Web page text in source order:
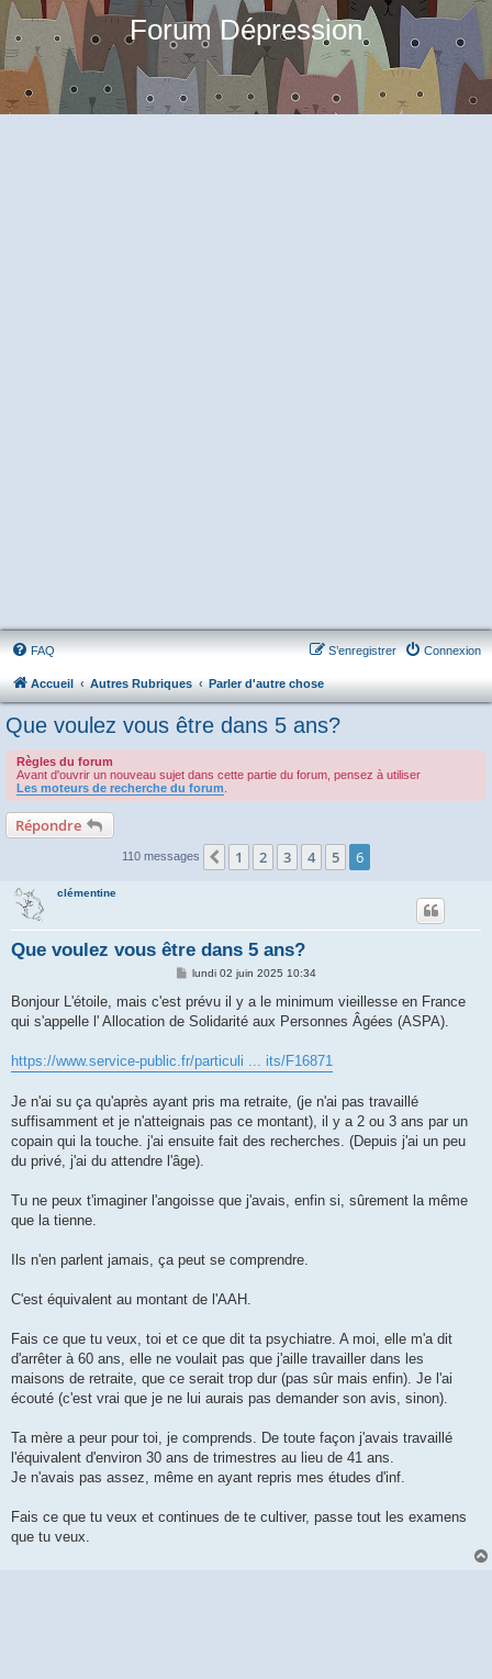
Forum Dépression
FAQ Connexion
S’enregistrer
Accueil Autres Rubriques Parler d'autre chose
Que voulez vous être dans 5 ans?
Règles du forum
Avant d'ouvrir un nouveau sujet dans cette partie du forum, pensez à utiliser
Les moteurs de recherche du forum
Répondre
110 messages Précédente
1 2 3 4 5 6
clémentine
Que voulez vous être dans 5 ans?
M
s
a
lundi 02 juin 2025 10:34
Bonjour L'étoile, mais c'est prévu il y a le minimum vieillesse en France
qui s'appelle l' Allocation de Solidarité aux Personnes Âgées (ASPA).
https://www.service-public.fr/particuli ... its/F16871
Je n'ai su ça qu'après ayant pris ma retraite, (je n'ai pas travaillé
suffisamment et je n'atteignais pas ce montant), il y a 2 ou 3 ans par un
copain qui la touche. j'ai ensuite fait des recherches. (Depuis j'ai un peu
du privé, j'ai du attendre l'âge).
Tu ne peux t'imaginer l'angoisse que j'avais, enfin si, sûrement la même
que la tienne.
Ils n'en parlent jamais, ça peut se comprendre.
C'est équivalent au montant de l'AAH.
Fais ce que tu veux, toi et ce que dit ta psychiatre. A moi, elle m'a dit
d'arrêter à 60 ans, elle ne voulait pas que j'aille travailler dans les
maisons de retraite, que ce serait trop dur (pas sûr mais enfin). Je l'ai
écouté (c'est vrai que je ne lui aurais pas demander son avis, sinon).
Ta mère a peur pour toi, je comprends. De toute façon j'avais travaillé
l'équivalent d'environ 30 ans de trimestres au lieu de 41 ans.
Je n'avais pas assez, même en ayant repris mes études d'inf.
Fais ce que tu veux et continues de te cultiver, passe tout les examens
que tu veux.